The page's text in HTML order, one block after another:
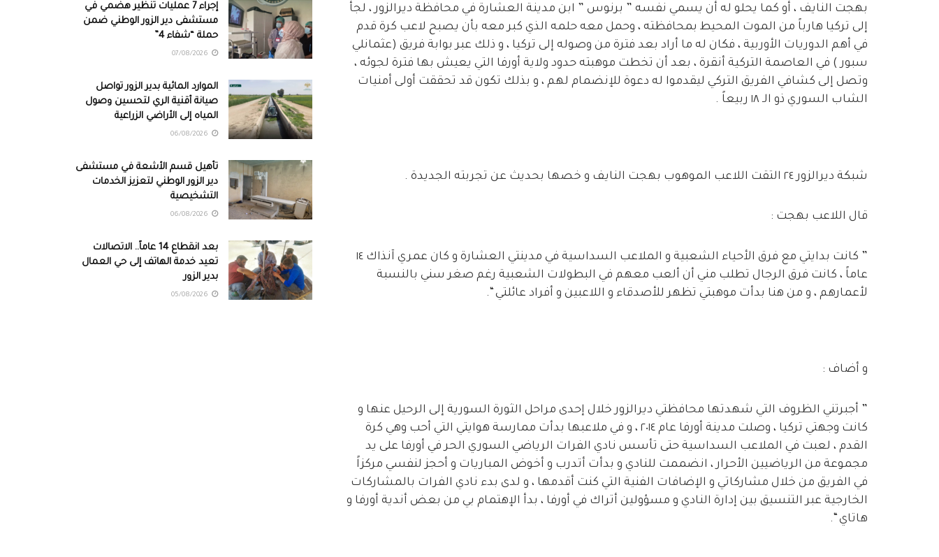
بهجت النايف ، أو كما يحلو له أن يسمي نفسه ” برنوس ” ابن مدينة العشارة في محافظة ديرالزور ، لجأ
إلى تركيا هارباً من الموت المحيط بمحافظته ، وحمل معه حلمه الذي كبر معه بأن يصبح لاعب كرة قدم
في أهم الدوريات الأوربية ، فكان له ما أراد بعد فترة من وصوله إلى تركيا ، و ذلك عبر بوابة فريق (عثمانلي
سبور ) في العاصمة التركية أنقرة ، بعد أن تخطت موهبته حدود ولاية أورفا التي يعيش بها فترة لجوئه ،
وتصل إلى كشافي الفريق التركي ليقدموا له دعوة للإنضمام لهم ، و بذلك تكون قد تحققت أولى أمنيات
الشاب السوري ذو الـ ١٨ ربيعاً .
شبكة ديرالزور ٢٤ التقت اللاعب الموهوب بهجت النايف و خصها بحديث عن تجربته الجديدة .
قال اللاعب بهجت :
” كانت بدايتي مع فرق الأحياء الشعبية و الملاعب السداسية في مدينتي العشارة و كان عمري آنذاك ١٤
عاماً ، كانت فرق الرجال تطلب مني أن ألعب معهم في البطولات الشعبية رغم صغر سني بالنسبة
لأعمارهم ، و من هنا بدأت موهبتي تظهر للأصدقاء و اللاعبين و أفراد عائلتي “.
و أضاف :
” أجبرتني الظروف التي شهدتها محافظتي ديرالزور خلال إحدى مراحل الثورة السورية إلى الرحيل عنها و
كانت وجهتي تركيا ، وصلت مدينة أورفا عام ٢٠١٤ ، و في ملاعبها بدأت ممارسة هوايتي التي أحب وهي كرة
القدم ، لعبت في الملاعب السداسية حتى تأسس نادي الفرات الرياضي السوري الحر في أورفا على يد
مجموعة من الرياضيين الأحرار ، انضممت للنادي و بدأت أتدرب و أخوض المباريات و أحجز لنفسي مركزاً
في الفريق من خلال مشاركاتي و الإضافات الفنية التي كنت أقدمها ، و لدى بدء نادي الفرات بالمشاركات
الخارجية عبر التنسيق بين إدارة النادي و مسؤولين أتراك في أورفا ، بدأ الإهتمام بي من بعض أندية أورفا و
هاتاي “.
إجراء 7 عمليات تنظير هضمي في
مستشفى دير الزور الوطني ضمن
حملة “شفاء 4”
الموارد المائية بدير الزور تواصل
صيانة أقنية الري لتحسين وصول
المياه إلى الأراضي الزراعية
تأهيل قسم الأشعة في مستشفى
دير الزور الوطني لتعزيز الخدمات
التشخيصية
بعد انقطاع 14 عاماً.. الاتصالات
تعيد خدمة الهاتف إلى حي العمال
بدير الزور